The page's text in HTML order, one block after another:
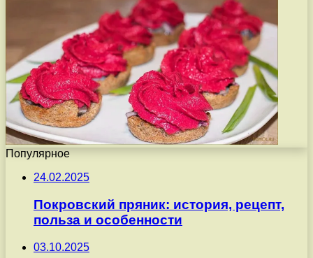
Популярное
24.02.2025
Покровский пряник: история, рецепт,
польза и особенности
03.10.2025